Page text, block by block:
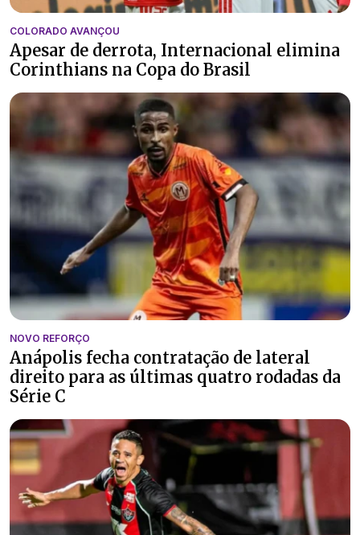
COLORADO AVANÇOU
Apesar de derrota, Internacional elimina
Corinthians na Copa do Brasil
NOVO REFORÇO
Anápolis fecha contratação de lateral
direito para as últimas quatro rodadas da
Série C